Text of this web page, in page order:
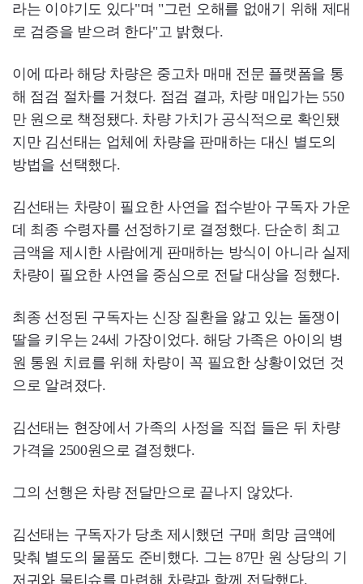
라는 이야기도 있다"며 "그런 오해를 없애기 위해 제대
로 검증을 받으려 한다"고 밝혔다.
이에 따라 해당 차량은 중고차 매매 전문 플랫폼을 통
해 점검 절차를 거쳤다. 점검 결과, 차량 매입가는 550
만 원으로 책정됐다. 차량 가치가 공식적으로 확인됐
지만 김선태는 업체에 차량을 판매하는 대신 별도의
방법을 선택했다.
김선태는 차량이 필요한 사연을 접수받아 구독자 가운
데 최종 수령자를 선정하기로 결정했다. 단순히 최고
금액을 제시한 사람에게 판매하는 방식이 아니라 실제
차량이 필요한 사연을 중심으로 전달 대상을 정했다.
최종 선정된 구독자는 신장 질환을 앓고 있는 돌쟁이
딸을 키우는 24세 가장이었다. 해당 가족은 아이의 병
원 통원 치료를 위해 차량이 꼭 필요한 상황이었던 것
으로 알려졌다.
김선태는 현장에서 가족의 사정을 직접 들은 뒤 차량
가격을 2500원으로 결정했다.
그의 선행은 차량 전달만으로 끝나지 않았다.
김선태는 구독자가 당초 제시했던 구매 희망 금액에
맞춰 별도의 물품도 준비했다. 그는 87만 원 상당의 기
저귀와 물티슈를 마련해 차량과 함께 전달했다.